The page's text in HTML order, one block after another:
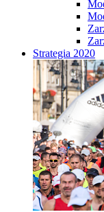
Strategia 2020